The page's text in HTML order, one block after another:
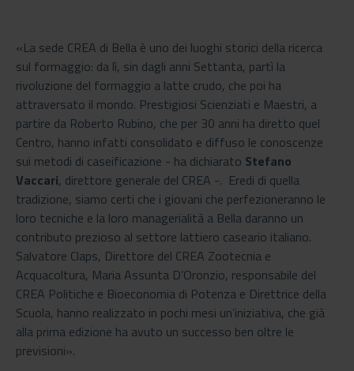
«La sede CREA di Bella è uno dei luoghi storici della ricerca
sul formaggio: da lì, sin dagli anni Settanta, partì la
rivoluzione del formaggio a latte crudo, che poi ha
attraversato il mondo. Prestigiosi Scienziati e Maestri, a
partire da Roberto Rubino, che per 30 anni ha diretto quel
Centro, hanno infatti consolidato e diffuso le conoscenze
sui metodi di caseificazione - ha dichiarato Stefano
Vaccari, direttore generale del CREA -. Eredi di quella
tradizione, siamo certi che i giovani che perfezioneranno le
loro tecniche e la loro managerialità a Bella daranno un
contributo prezioso al settore lattiero caseario italiano.
Salvatore Claps, Direttore del CREA Zootecnia e
Acquacoltura, Maria Assunta D’Oronzio, responsabile del
CREA Politiche e Bioeconomia di Potenza e Direttrice della
Scuola, hanno realizzato in pochi mesi un’iniziativa, che già
alla prima edizione ha avuto un successo ben oltre le
previsioni».